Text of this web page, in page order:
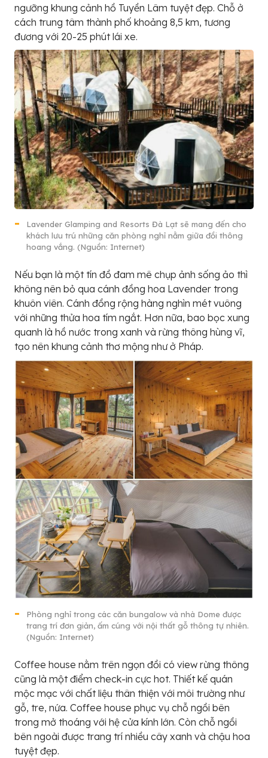
ngưỡng khung cảnh hồ Tuyền Lâm tuyệt đẹp. Chỗ ở
cách trung tâm thành phố khoảng 8,5 km, tương
đương với 20-25 phút lái xe.
Lavender Glamping and Resorts Đà Lạt sẽ mang đến cho
khách lưu trú những căn phòng nghỉ nằm giữa đồi thông
hoang vắng. (Nguồn: Internet)
Nếu bạn là một tín đồ đam mê chụp ảnh sống ảo thì
không nên bỏ qua cánh đồng hoa Lavender trong
khuôn viên. Cánh đồng rộng hàng nghìn mét vuông
với những thửa hoa tím ngắt. Hơn nữa, bao bọc xung
quanh là hồ nước trong xanh và rừng thông hùng vĩ,
tạo nên khung cảnh thơ mộng như ở Pháp.
Phòng nghỉ trong các căn bungalow và nhà Dome được
trang trí đơn giản, ấm cúng với nội thất gỗ thông tự nhiên.
(Nguồn: Internet)
Coffee house nằm trên ngọn đồi có view rừng thông
cũng là một điểm check-in cực hot. Thiết kế quán
mộc mạc với chất liệu thân thiện với môi trường như
gỗ, tre, nứa. Coffee house phục vụ chỗ ngồi bên
trong mở thoáng với hệ cửa kính lớn. Còn chỗ ngồi
bên ngoài được trang trí nhiều cây xanh và chậu hoa
tuyệt đẹp.